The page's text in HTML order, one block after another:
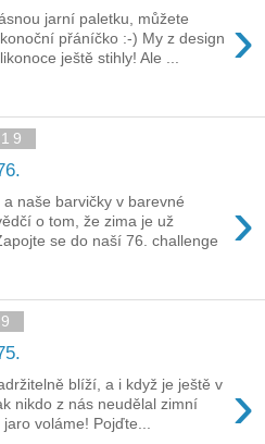
›
jarní paletku, můžete
přáníčko :-) My z design
ještě stihly! Ale ...
›
naše barvičky v barevné
o tom, že zima je už
se do naší 76. challenge
›
blíží, a i když je ještě v
nikdo z nás neudělal zimní
voláme! Pojďte...